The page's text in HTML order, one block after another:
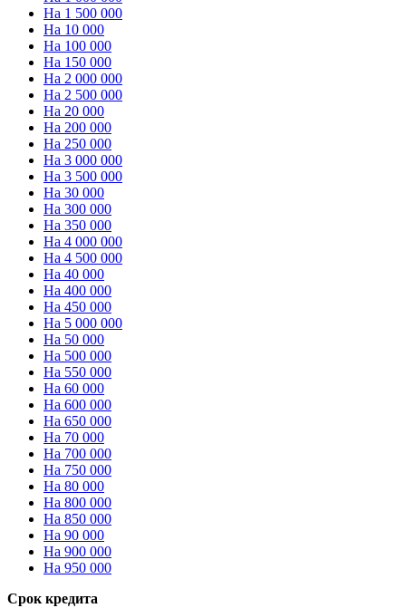
На 1 500 000
На 10 000
На 100 000
На 150 000
На 2 000 000
На 2 500 000
На 20 000
На 200 000
На 250 000
На 3 000 000
На 3 500 000
На 30 000
На 300 000
На 350 000
На 4 000 000
На 4 500 000
На 40 000
На 400 000
На 450 000
На 5 000 000
На 50 000
На 500 000
На 550 000
На 60 000
На 600 000
На 650 000
На 70 000
На 700 000
На 750 000
На 80 000
На 800 000
На 850 000
На 90 000
На 900 000
На 950 000
Срок кредита